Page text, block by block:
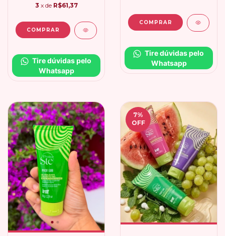
3 x de R$61,37
Tire dúvidas pelo
Whatsapp
Tire dúvidas pelo
Whatsapp
7%
OFF